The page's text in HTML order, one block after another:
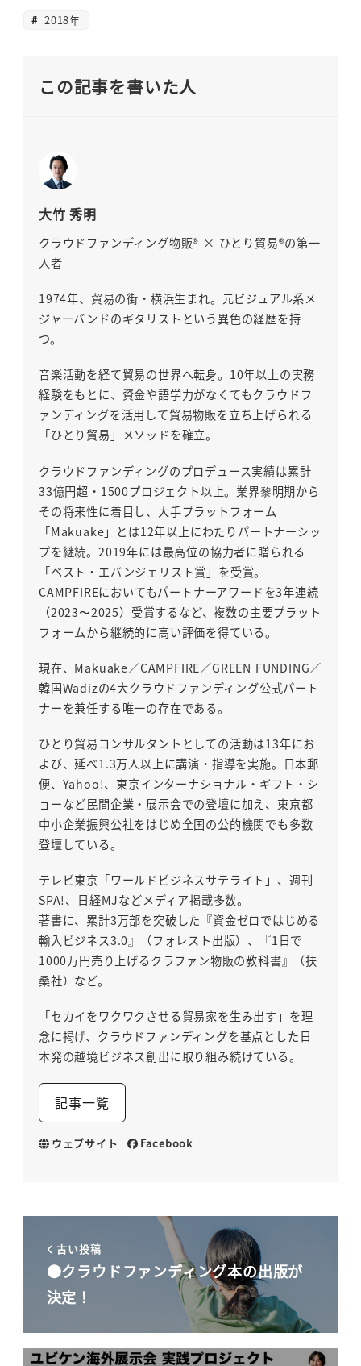
2018年
この記事を書いた人
大竹 秀明
クラウドファンディング物販® × ひとり貿易®の第一
人者
1974年、貿易の街・横浜生まれ。元ビジュアル系メ
ジャーバンドのギタリストという異色の経歴を持
つ。
音楽活動を経て貿易の世界へ転身。10年以上の実務
経験をもとに、資金や語学力がなくてもクラウドフ
ァンディングを活用して貿易物販を立ち上げられる
「ひとり貿易」メソッドを確立。
クラウドファンディングのプロデュース実績は累計
33億円超・1500プロジェクト以上。業界黎明期から
その将来性に着目し、大手プラットフォーム
「Makuake」とは12年以上にわたりパートナーシッ
プを継続。2019年には最高位の協力者に贈られる
「ベスト・エバンジェリスト賞」を受賞。
CAMPFIREにおいてもパートナーアワードを3年連続
（2023〜2025）受賞するなど、複数の主要プラット
フォームから継続的に高い評価を得ている。
現在、Makuake／CAMPFIRE／GREEN FUNDING／
韓国Wadizの4大クラウドファンディング公式パート
ナーを兼任する唯一の存在である。
ひとり貿易コンサルタントとしての活動は13年にお
よび、延べ1.3万人以上に講演・指導を実施。日本郵
便、Yahoo!、東京インターナショナル・ギフト・シ
ョーなど民間企業・展示会での登壇に加え、東京都
中小企業振興公社をはじめ全国の公的機関でも多数
登壇している。
テレビ東京「ワールドビジネスサテライト」、週刊
SPA!、日経MJなどメディア掲載多数。
著書に、累計3万部を突破した『資金ゼロではじめる
輸入ビジネス3.0』（フォレスト出版）、『1日で
1000万円売り上げるクラファン物販の教科書』（扶
桑社）など。
「セカイをワクワクさせる貿易家を生み出す」を理
念に掲げ、クラウドファンディングを基点とした日
本発の越境ビジネス創出に取り組み続けている。
記事一覧
ウェブサイト Facebook
古い投稿
●クラウドファンディング本の出版が
決定！